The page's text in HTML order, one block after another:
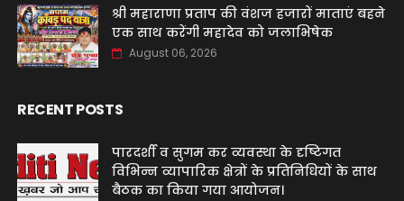
श्री महाराणा प्रताप की वंशज हजारों माताएं बहने
एक साथ करेंगी महादेव को जलाभिषेक
August 06, 2026
RECENT POSTS
पारदर्शी व सुगम कर व्यवस्था के दृष्टिगत
विभिन्न व्यापारिक क्षेत्रों के प्रतिनिधियों के साथ
बैठक का किया गया आयोजन।